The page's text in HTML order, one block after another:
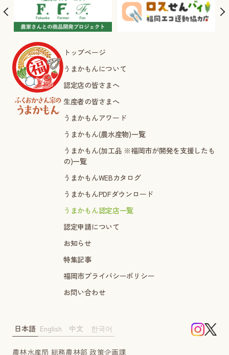
トップページ
うまかもんについて
認定店の皆さまへ
生産者の皆さまへ
うまかもんアワード
うまかもん(農水産物)一覧
うまかもん(加工品 ※福岡市が開発を支援したも
の)一覧
うまかもんWEBカタログ
うまかもんPDFダウンロード
うまかもん認定店一覧
認定申請について
お知らせ
特集記事
福岡市プライバシーポリシー
お問い合わせ
農林水産局 総務農林部 政策企画課
日本語 English 中文 한국어